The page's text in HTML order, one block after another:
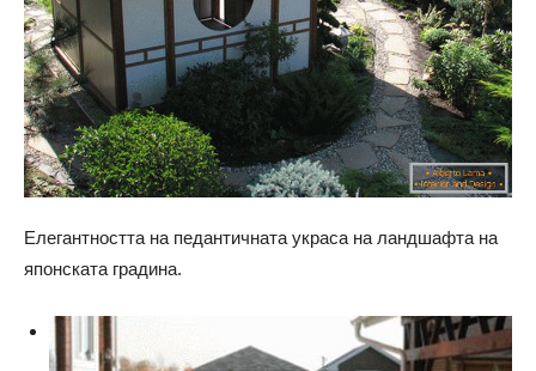
Елегантността на педантичната украса на ландшафта на
японската градина.